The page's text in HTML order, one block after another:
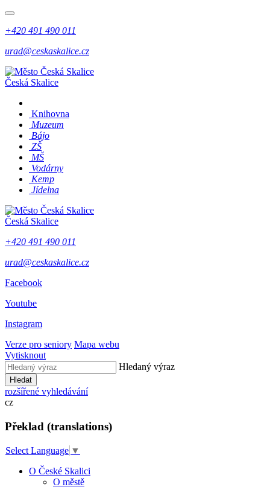
+420 491 490 011
urad@ceskaskalice.cz
Česká Skalice
Knihovna
Muzeum
Bájo
ZŠ
MŠ
Vodárny
Kemp
Jídelna
Česká Skalice
+420 491 490 011
urad@ceskaskalice.cz
Facebook
Youtube
Instagram
Verze pro seniory Mapa webu
Vytisknout
Hledaný výraz
Hledat
rozšířené vyhledávání
cz
Překlad (translations)
Select Language ▼
O České Skalici
O městě